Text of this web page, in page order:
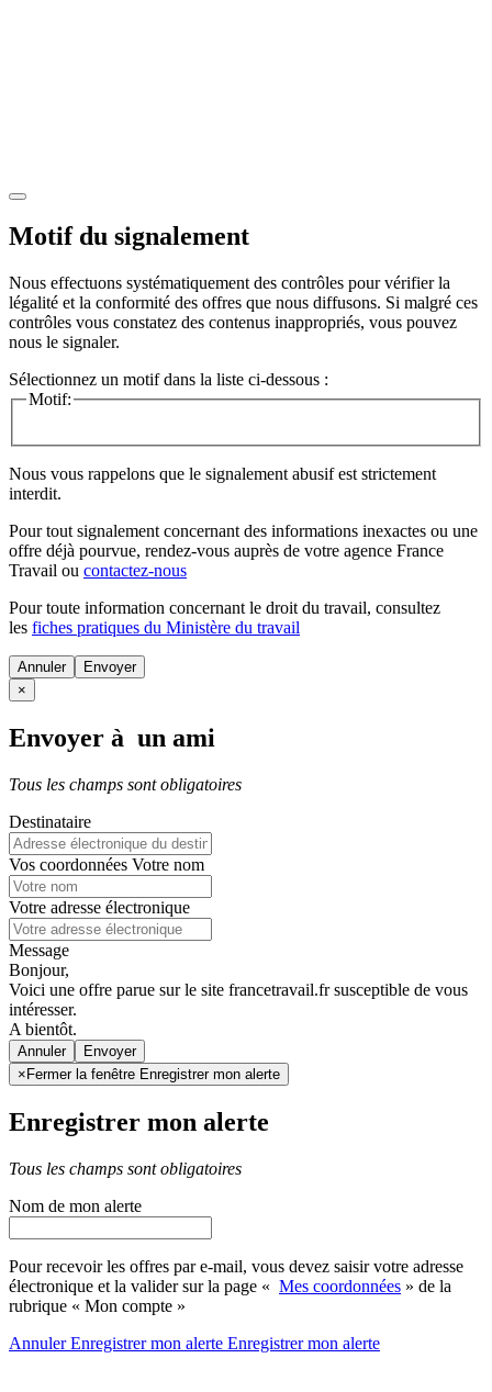
Motif du signalement
Nous effectuons systématiquement des contrôles pour vérifier la
légalité et la conformité des offres que nous diffusons. Si malgré ces
contrôles vous constatez des contenus inappropriés, vous pouvez
nous le signaler.
Sélectionnez un motif dans la liste ci-dessous :
Motif:
Nous vous rappelons que le signalement abusif est strictement
interdit.
Pour tout signalement concernant des informations inexactes ou une
offre déjà pourvue, rendez-vous auprès de votre agence France
Travail ou contactez-nous
Pour toute information concernant le droit du travail, consultez
les fiches pratiques du Ministère du travail
Annuler
×
Envoyer à un ami
Tous les champs sont obligatoires
Destinataire
Vos coordonnées Votre nom
Votre adresse électronique
Message
Bonjour,
Voici une offre parue sur le site francetravail.fr susceptible de vous
intéresser.
A bientôt.
Annuler
× Fermer la fenêtre Enregistrer mon alerte
Enregistrer mon alerte
Tous les champs sont obligatoires
Nom de mon alerte
Pour recevoir les offres par e-mail, vous devez saisir votre adresse
électronique et la valider sur la page « Mes coordonnées » de la
rubrique « Mon compte »
AnnulerEnregistrer mon alerte Enregistrermon alerte